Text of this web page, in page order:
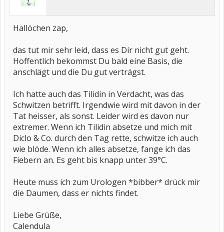
Hallöchen zap,
das tut mir sehr leid, dass es Dir nicht gut geht.
Hoffentlich bekommst Du bald eine Basis, die
anschlägt und die Du gut verträgst.
Ich hatte auch das Tilidin in Verdacht, was das
Schwitzen betrifft. Irgendwie wird mit davon in der
Tat heisser, als sonst. Leider wird es davon nur
extremer. Wenn ich Tilidin absetze und mich mit
Diclo & Co. durch den Tag rette, schwitze ich auch
wie blöde. Wenn ich alles absetze, fange ich das
Fiebern an. Es geht bis knapp unter 39°C.
Heute muss ich zum Urologen *bibber* drück mir
die Daumen, dass er nichts findet.
Liebe Grüße,
Calendula